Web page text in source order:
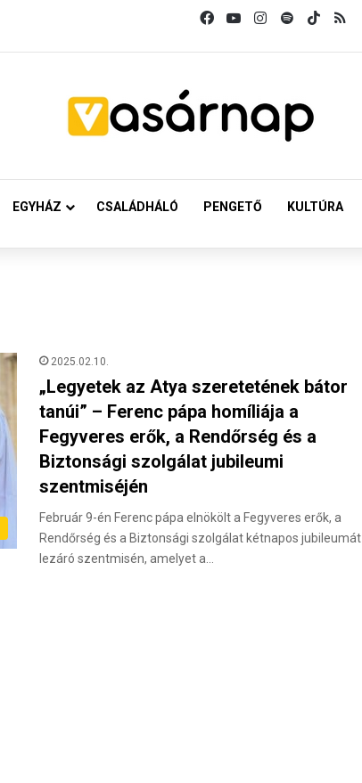
FacebookYouTubeInstagram
SpotifyTikTok
EGYHÁZ CSALÁDHÁLÓ PENGETŐ KULTÚRA
2025.02.10.
„Legyetek az Atya szeretetének bátor
tanúi” – Ferenc pápa homíliája a
Fegyveres erők, a Rendőrség és a
Biztonsági szolgálat jubileumi
szentmiséjén
Február 9-én Ferenc pápa elnökölt a Fegyveres erők, a
Rendőrség és a Biztonsági szolgálat kétnapos jubileumát
lezáró szentmisén, amelyet a…